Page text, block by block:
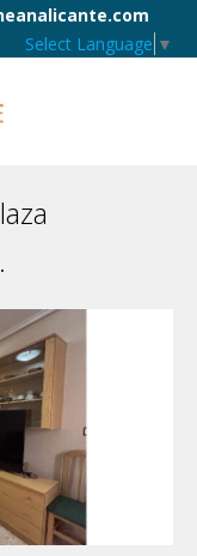
Select Language ▼